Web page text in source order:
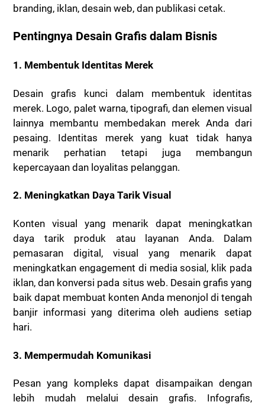
branding, iklan, desain web, dan publikasi cetak.
Pentingnya Desain Grafis dalam Bisnis
1. Membentuk Identitas Merek
Desain grafis kunci dalam membentuk identitas
merek. Logo, palet warna, tipografi, dan elemen visual
lainnya membantu membedakan merek Anda dari
pesaing. Identitas merek yang kuat tidak hanya
menarik perhatian tetapi juga membangun
kepercayaan dan loyalitas pelanggan.
2. Meningkatkan Daya Tarik Visual
Konten visual yang menarik dapat meningkatkan
daya tarik produk atau layanan Anda. Dalam
pemasaran digital, visual yang menarik dapat
meningkatkan engagement di media sosial, klik pada
iklan, dan konversi pada situs web. Desain grafis yang
baik dapat membuat konten Anda menonjol di tengah
banjir informasi yang diterima oleh audiens setiap
hari.
3. Mempermudah Komunikasi
Pesan yang kompleks dapat disampaikan dengan
lebih mudah melalui desain grafis. Infografis,